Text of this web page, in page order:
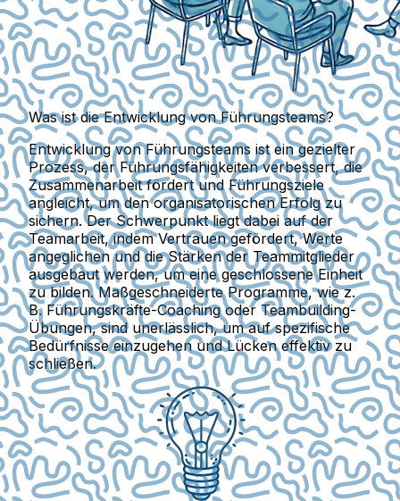
Was ist die Entwicklung von Führungsteams?
Entwicklung von Führungsteams ist ein gezielter
Prozess, der Führungsfähigkeiten verbessert, die
Zusammenarbeit fördert und Führungsziele
angleicht, um den organisatorischen Erfolg zu
sichern. Der Schwerpunkt liegt dabei auf der
Teamarbeit, indem Vertrauen gefördert, Werte
angeglichen und die Stärken der Teammitglieder
ausgebaut werden, um eine geschlossene Einheit
zu bilden. Maßgeschneiderte Programme, wie z.
B. Führungskräfte-Coaching oder Teambuilding-
Übungen, sind unerlässlich, um auf spezifische
Bedürfnisse einzugehen und Lücken effektiv zu
schließen.